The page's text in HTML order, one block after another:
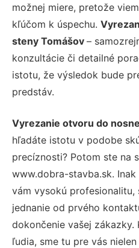
možnej miere, pretože
kľúčom k úspechu.
steny Tomášov –
konzultácie či detailné
istotu, že výsledok bude
predstáv.
Vyrezanie otvoru do
hľadáte istotu v podobe
precíznosti? Potom ste na
www.dobra-stavba.sk.
vám vysokú
jednanie od prvého
dokončenie vašej zákazky.
ľudia, sme tu pre vás